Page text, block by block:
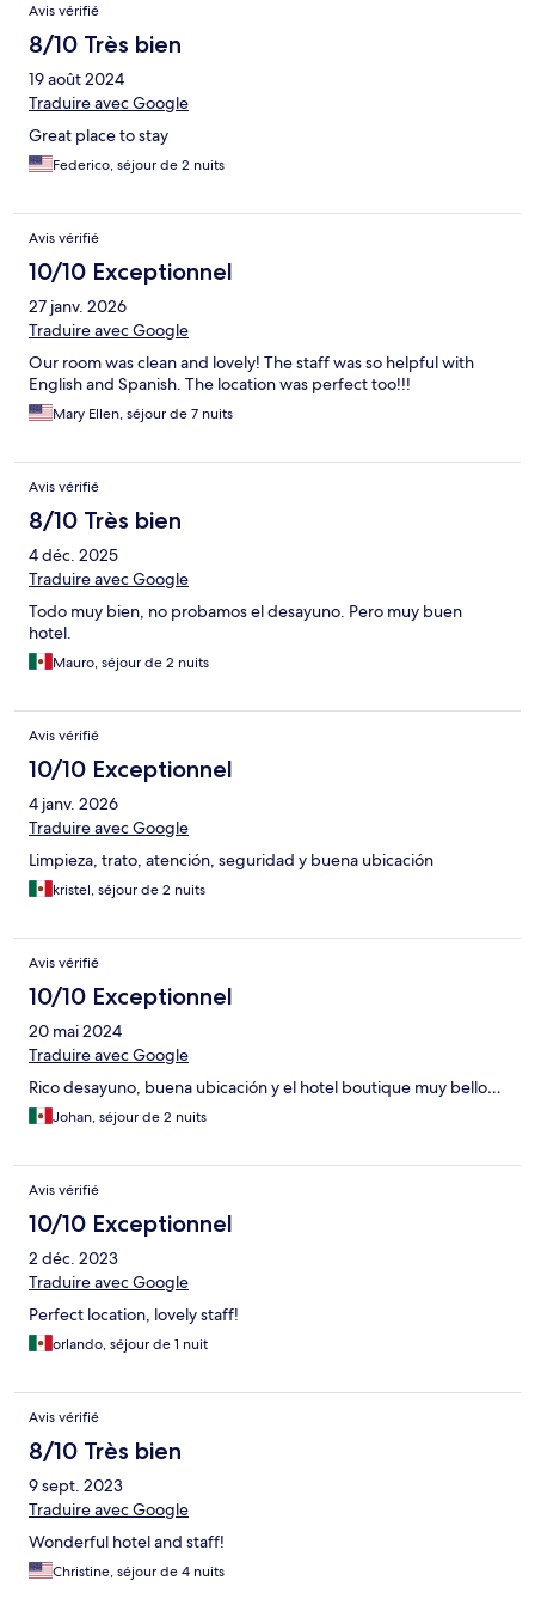
Avis vérifié
8/10 Très bien
19 août 2024
Traduire avec Google
Great place to stay
Federico, séjour de 2 nuits
Avis vérifié
10/10 Exceptionnel
27 janv. 2026
Traduire avec Google
Our room was clean and lovely! The staff was so helpful with
English and Spanish. The location was perfect too!!!
Mary Ellen, séjour de 7 nuits
Avis vérifié
8/10 Très bien
4 déc. 2025
Traduire avec Google
Todo muy bien, no probamos el desayuno. Pero muy buen
hotel.
Mauro, séjour de 2 nuits
Avis vérifié
10/10 Exceptionnel
4 janv. 2026
Traduire avec Google
Limpieza, trato, atención, seguridad y buena ubicación
kristel, séjour de 2 nuits
Avis vérifié
10/10 Exceptionnel
20 mai 2024
Traduire avec Google
Rico desayuno, buena ubicación y el hotel boutique muy bello…
Johan, séjour de 2 nuits
Avis vérifié
10/10 Exceptionnel
2 déc. 2023
Traduire avec Google
Perfect location, lovely staff!
orlando, séjour de 1 nuit
Avis vérifié
8/10 Très bien
9 sept. 2023
Traduire avec Google
Wonderful hotel and staff!
Christine, séjour de 4 nuits